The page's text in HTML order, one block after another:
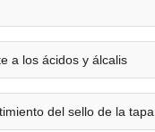
a los ácidos y álcalis
del sello de la tapa